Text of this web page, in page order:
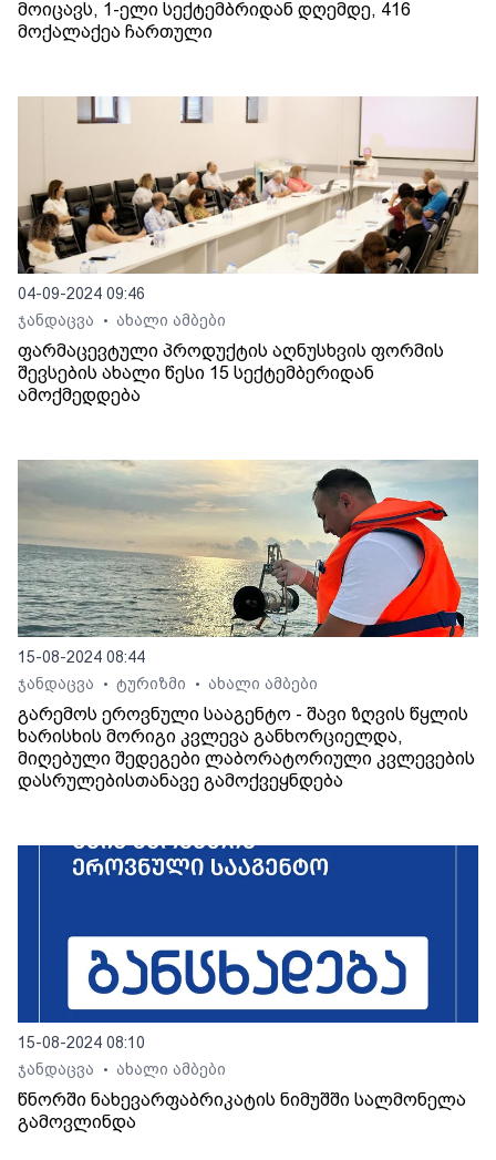
მოიცავს, 1-ელი სექტემბრიდან დღემდე, 416
მოქალაქეა ჩართული
04-09-2024 09:46
ჯანდაცვა
• ახალი ამბები
ფარმაცევტული პროდუქტის აღნუსხვის ფორმის
შევსების ახალი წესი 15 სექტემბერიდან
ამოქმედდება
15-08-2024 08:44
ჯანდაცვა
• ტურიზმი • ახალი ამბები
გარემოს ეროვნული სააგენტო - შავი ზღვის წყლის
ხარისხის მორიგი კვლევა განხორციელდა,
მიღებული შედეგები ლაბორატორიული კვლევების
დასრულებისთანავე გამოქვეყნდება
15-08-2024 08:10
ჯანდაცვა
• ახალი ამბები
წნორში ნახევარფაბრიკატის ნიმუშში სალმონელა
გამოვლინდა